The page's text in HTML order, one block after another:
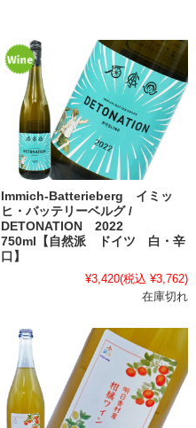
Immich-Batterieberg イミッ
ヒ・バッテリーベルグ /
DETONATION 2022
750ml【自然派 ドイツ 白・辛
口】
¥3,420(税込 ¥3,762)
在庫切れ